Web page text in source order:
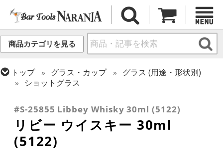
商品カテゴリを見る
トップ グラス・カップ
グラス (用途・形状別)
ショットグラス
リビー
#S-25855 Libbey Whisky 30ml (5122)
リビー ウイスキー 30ml
(5122)